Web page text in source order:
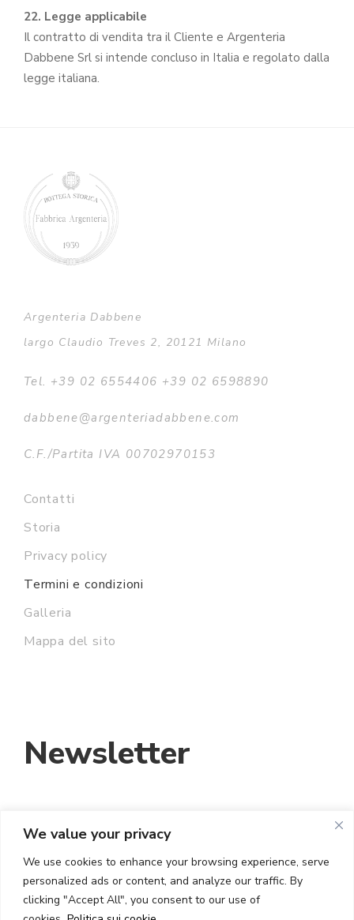
We value your privacy
We use cookies to enhance your browsing experience, serve
personalized ads or content, and analyze our traffic. By
clicking "Accept All", you consent to our use of
22. Legge applicabile
Il contratto di vendita tra il Cliente e Argenteria
Dabbene Srl si intende concluso in Italia e regolato dalla
legge italiana.
Argenteria Dabbene
largo Claudio Treves 2, 20121 Milano
Tel. +39 02 6554406 +39 02 6598890
dabbene@argenteriadabbene.com
C.F./Partita IVA 00702970153
Contatti
Storia
Privacy policy
Termini e condizioni
Galleria
Mappa del sito
Newsletter
HO LETTO E ACCETTO I TERMINI E LE
CONDIZIONI